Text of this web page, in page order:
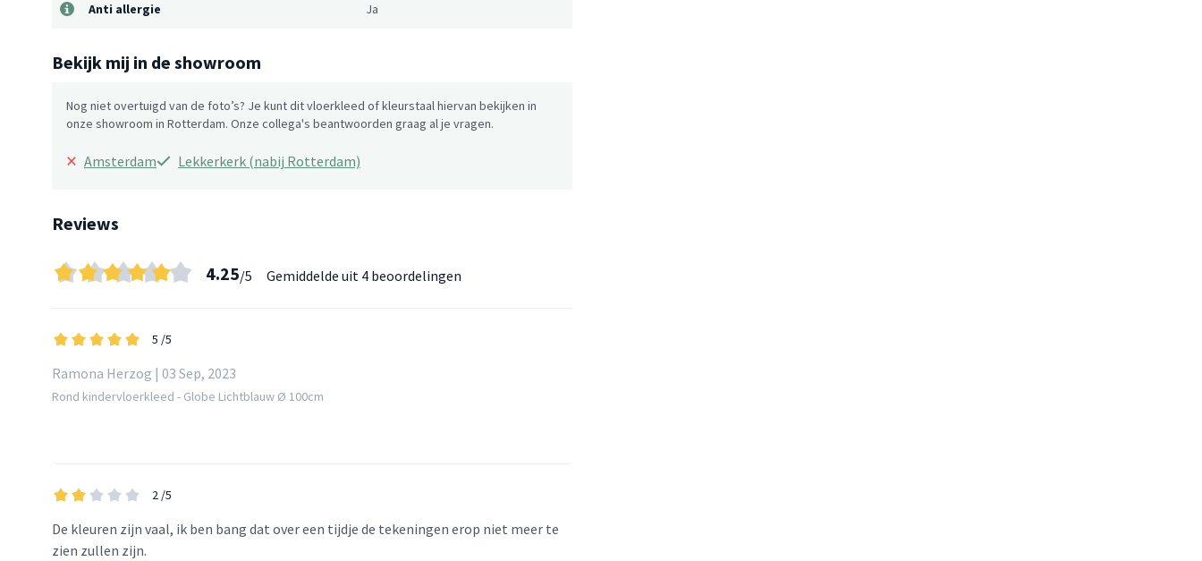
Anti allergie Ja
Bekijk mij in de showroom
Nog niet overtuigd van de foto’s? Je kunt dit vloerkleed of kleurstaal hiervan bekijken in
onze showroom in Rotterdam. Onze collega's beantwoorden graag al je vragen.
× Amsterdam Lekkerkerk (nabij Rotterdam)
Reviews
4.25/5 Gemiddelde uit 4 beoordelingen
5 /5
Ramona Herzog | 03 Sep, 2023
Rond kindervloerkleed - Globe Lichtblauw Ø 100cm
2 /5
De kleuren zijn vaal, ik ben bang dat over een tijdje de tekeningen erop niet meer te
zien zullen zijn.